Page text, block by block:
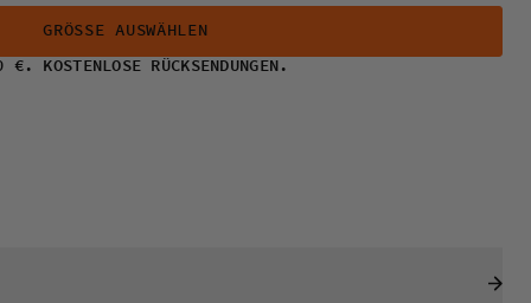
GRÖSSE AUSWÄHLEN
€. KOSTENLOSE RÜCKSENDUNGEN.